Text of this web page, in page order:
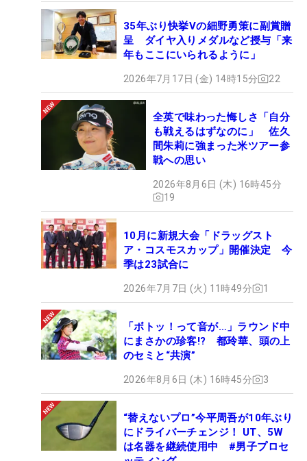
35年ぶり快挙Vの細野勇策に副賞贈
呈 ダイヤ入りメダルなど授与「来
年もここにいられるように」
2026年7月17日 (金) 14時15分 22
全英で味わった悔しさ「自分
も戦えるはずなのに」 佐久
間朱莉に強まった米ツアー参
戦への思い
2026年8月6日 (木) 16時45分
19
10月に新規大会「ドラッグスト
ア・コスモスカップ」開催決定 今
季は23試合に
2026年7月7日 (火) 11時49分 1
「ボトッ！って音が…」ラウンド中
にまさかの珍客!? 都玲華、頭の上
のセミと“共演”
2026年8月6日 (木) 16時45分 3
“替えないプロ”今平周吾が10年ぶり
にドライバーチェンジ！ UT、5W
は名器を継続使用中 #男子プロセ